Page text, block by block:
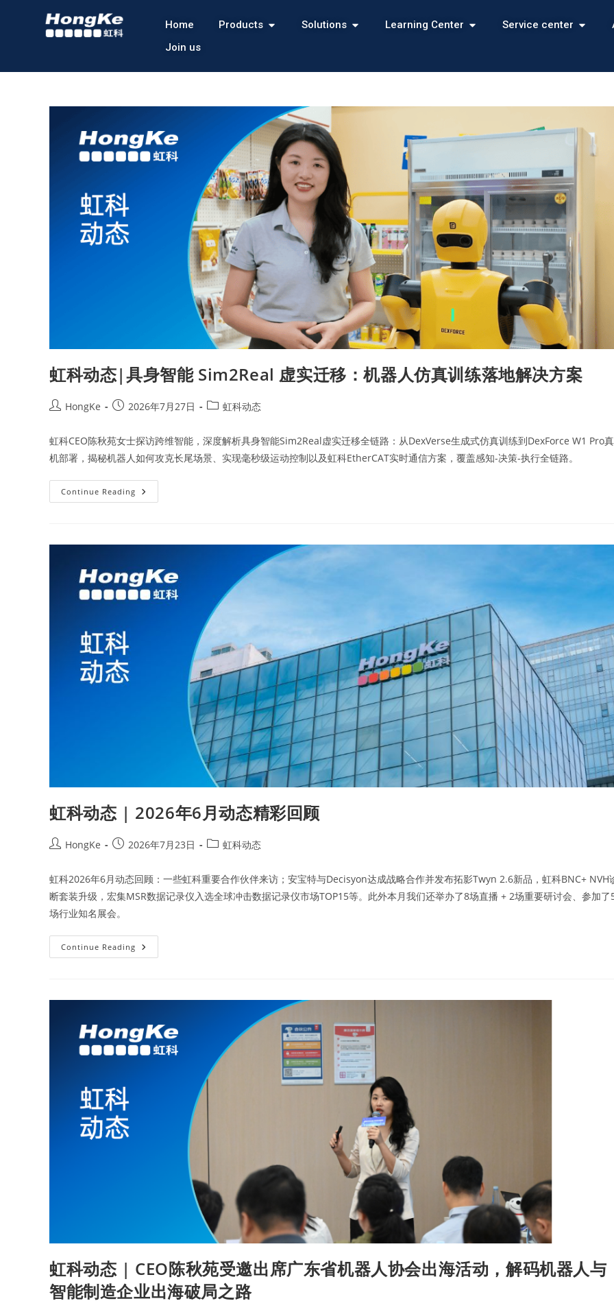
Home Products Solutions Learning Center Service center
Join us
虹科动态|具身智能 Sim2Real 虚实迁移：机器人仿真训练落地解决方案
HongKe 2026年7月27日 虹科动态
虹科CEO陈秋苑女士探访跨维智能，深度解析具身智能Sim2Real虚实迁移全链路：从DexVerse生成式仿真训练到DexForce W1 Pro真
机部署，揭秘机器人如何攻克长尾场景、实现毫秒级运动控制以及虹科EtherCAT实时通信方案，覆盖感知-决策-执行全链路。
Continue Reading
虹科动态 | 2026年6月动态精彩回顾
HongKe 2026年7月23日 虹科动态
虹科2026年6月动态回顾：一些虹科重要合作伙伴来访；安宝特与Decisyon达成战略合作并发布拓影Twyn 2.6新品，虹科BNC+ NVH
断套装升级，宏集MSR数据记录仪入选全球冲击数据记录仪市场TOP15等。此外本月我们还举办了8场直播 + 2场重要研讨会、参加了
场行业知名展会。
Continue Reading
虹科动态 | CEO陈秋苑受邀出席广东省机器人协会出海活动，解码机器人与
智能制造企业出海破局之路